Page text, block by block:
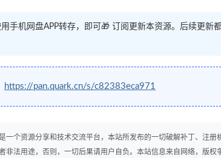
手机网盘APP转存，即可🎁 订阅更新本资源。后续更新
https://pan.quark.cn/s/c82383eca971
一个资源分享和技术交流平台，本站所发布的一切破解补丁、注
非法用途，否则，一切后果请用户自负。本站信息来自网络，版